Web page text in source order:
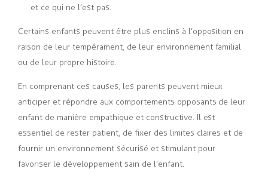
et ce qui ne l’est pas.
Certains enfants peuvent être plus enclins à l’opposition en
raison de leur tempérament, de leur environnement familial
ou de leur propre histoire.
En comprenant ces causes, les parents peuvent mieux
anticiper et répondre aux comportements opposants de leur
enfant de manière empathique et constructive. Il est
essentiel de rester patient, de fixer des limites claires et de
fournir un environnement sécurisé et stimulant pour
favoriser le développement sain de l’enfant.